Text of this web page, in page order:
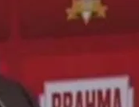
a la